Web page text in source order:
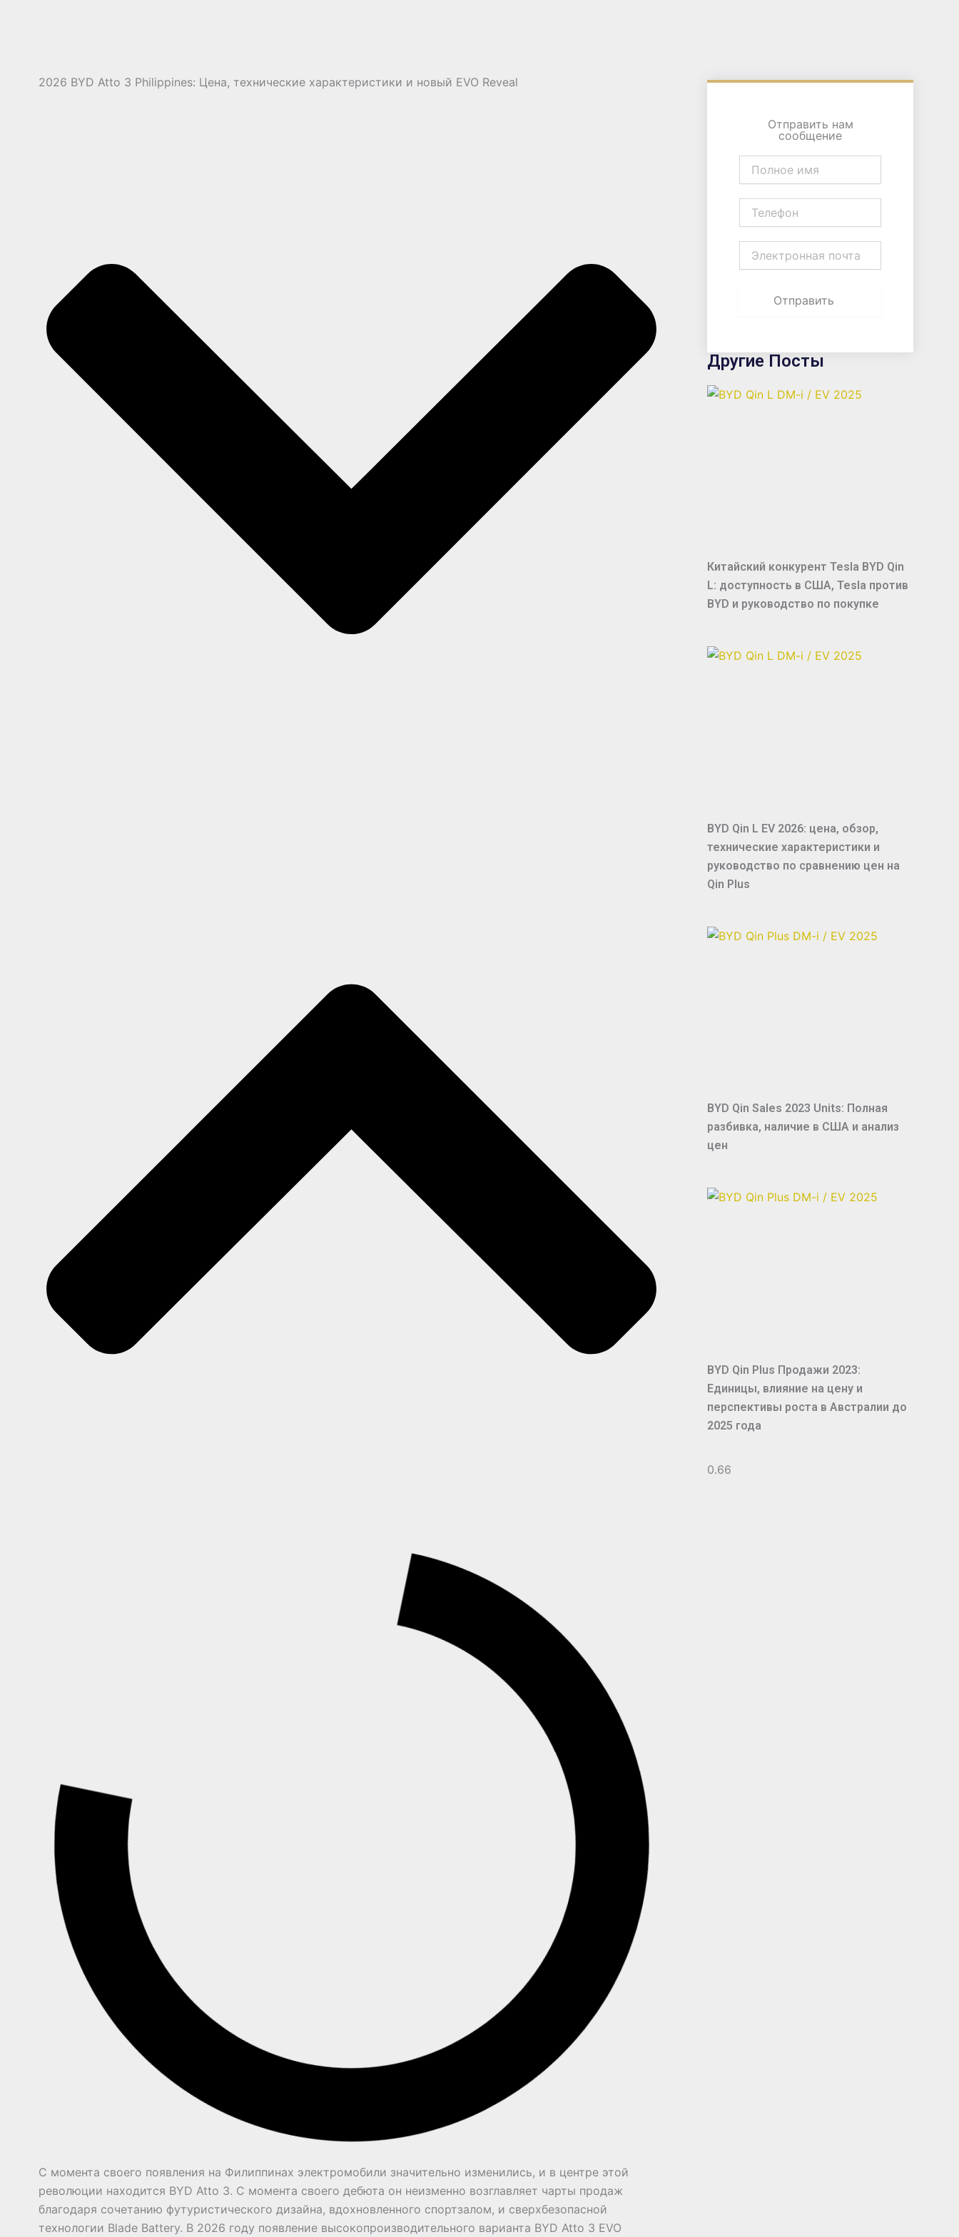
2026 BYD Atto 3 Philippines: Цена, технические характеристики и новый EVO Reveal
С момента своего появления на Филиппинах электромобили значительно изменились, и в центре этой
революции находится BYD Atto 3. С момента своего дебюта он неизменно возглавляет чарты продаж
благодаря сочетанию футуристического дизайна, вдохновленного спортзалом, и сверхбезопасной
технологии Blade Battery. В 2026 году появление высокопроизводительного варианта BYD Atto 3 EVO
Отправить нам
сообщение
Полное
имя
Телефон
Электронная
почта
Отправить
Другие Посты
Китайский конкурент Tesla BYD Qin
L: доступность в США, Tesla против
BYD и руководство по покупке
BYD Qin L EV 2026: цена, обзор,
технические характеристики и
руководство по сравнению цен на
Qin Plus
BYD Qin Sales 2023 Units: Полная
разбивка, наличие в США и анализ
цен
BYD Qin Plus Продажи 2023:
Единицы, влияние на цену и
перспективы роста в Австралии до
2025 года